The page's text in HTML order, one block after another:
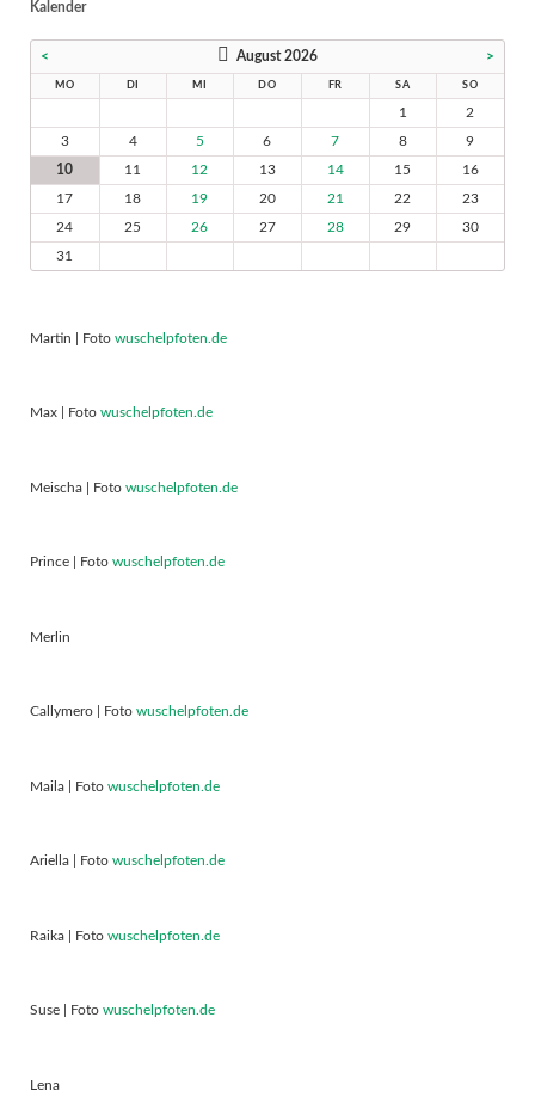
Kalender
< August 2026 >
MO DI MI DO FR SA SO
1
2
3
4 5 6 7 8
9
10
11 12 13 14 15
16
17
18 19 20 21 22
23
24
25 26 27 28 29
30
31
Martin | Foto wuschelpfoten.de
Max | Foto wuschelpfoten.de
Meischa | Foto wuschelpfoten.de
Prince | Foto wuschelpfoten.de
Merlin
Callymero | Foto wuschelpfoten.de
Maila | Foto wuschelpfoten.de
Ariella | Foto wuschelpfoten.de
Raika | Foto wuschelpfoten.de
Suse | Foto wuschelpfoten.de
Lena